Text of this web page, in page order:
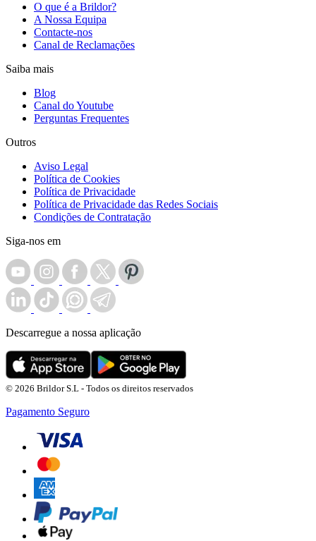
O que é a Brildor?
A Nossa Equipa
Contacte-nos
Canal de Reclamações
Saiba mais
Blog
Canal do Youtube
Perguntas Frequentes
Outros
Aviso Legal
Política de Cookies
Política de Privacidade
Política de Privacidade das Redes Sociais
Condições de Contratação
Siga-nos em
Descarregue a nossa aplicação
© 2026 Brildor S.L - Todos os direitos reservados
Pagamento Seguro